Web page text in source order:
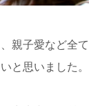
親子愛など全て
と思いました。